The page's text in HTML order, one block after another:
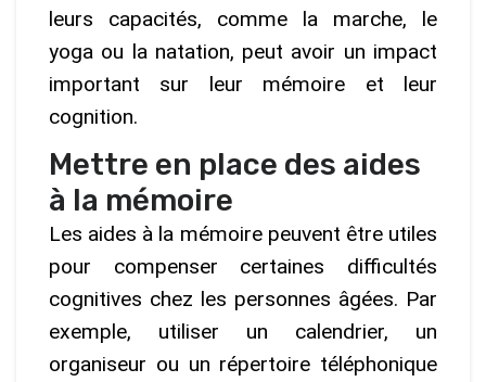
leurs capacités, comme la marche, le
yoga ou la natation, peut avoir un impact
important sur leur mémoire et leur
cognition.
Mettre en place des aides
à la mémoire
Les aides à la mémoire peuvent être utiles
pour compenser certaines difficultés
cognitives chez les personnes âgées. Par
exemple, utiliser un calendrier, un
organiseur ou un répertoire téléphonique